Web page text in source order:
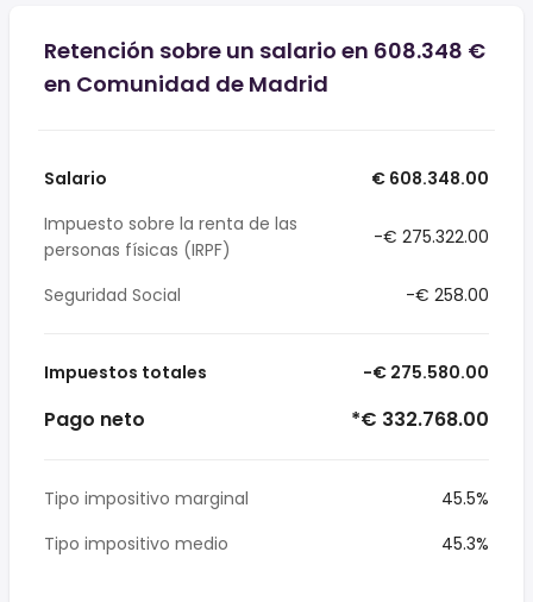
Retención sobre un salario en 608.348 €
en Comunidad de Madrid
Salario
€ 608.348.00
Impuesto sobre la renta de las
personas físicas (IRPF)
-€ 275.322.00
Seguridad Social -€ 258.00
Impuestos totales -€ 275.580.00
Pago neto *€ 332.768.00
Tipo impositivo marginal
45.5%
Tipo impositivo medio
45.3%